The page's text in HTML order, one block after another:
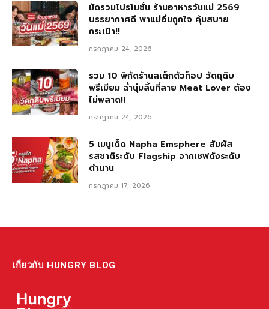
มัดรวมโปรโมชั่น ร้านอาหารวันแม่ 2569
บรรยากาศดี พาแม่อิ่มถูกใจ คุ้มสบาย
กระเป๋า!!
กรกฎาคม 24, 2026
รวม 10 พิกัดร้านสเต็กตัวท็อป วัตถุดิบ
พรีเมียม ฉ่ำนุ่มลิ้นที่สาย Meat Lover ต้อง
ไม่พลาด!!
กรกฎาคม 24, 2026
5 เมนูเด็ด Napha Emsphere สัมผัส
รสชาติระดับ Flagship จากเชฟดังระดับ
ตำนาน
กรกฎาคม 17, 2026
เกี่ยวกับ HUNGRY BLOG